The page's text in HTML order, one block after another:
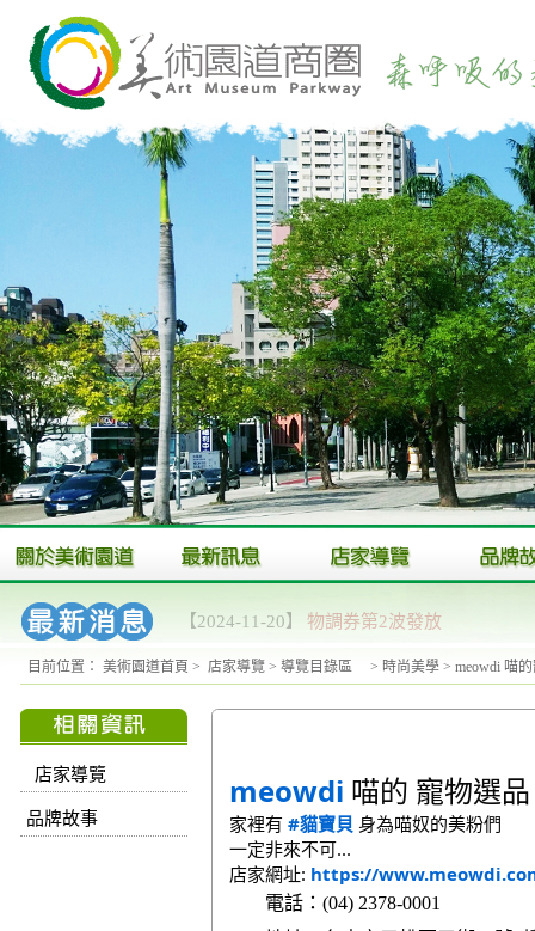
【2024-11-20】 11/23、11/24 美術園
道 冬日漫步 ✨
目前位置： 美術園道首頁 > 店家導覽 > 導覽目錄區 > 時尚美學 > meowdi 喵
店家導覽
品牌故事
meowdi 喵的 寵物選品
家裡有 #貓寶貝 身為喵奴的美粉們
一定非來不可...
店家網址: https://
電話：(04) 2378-0001